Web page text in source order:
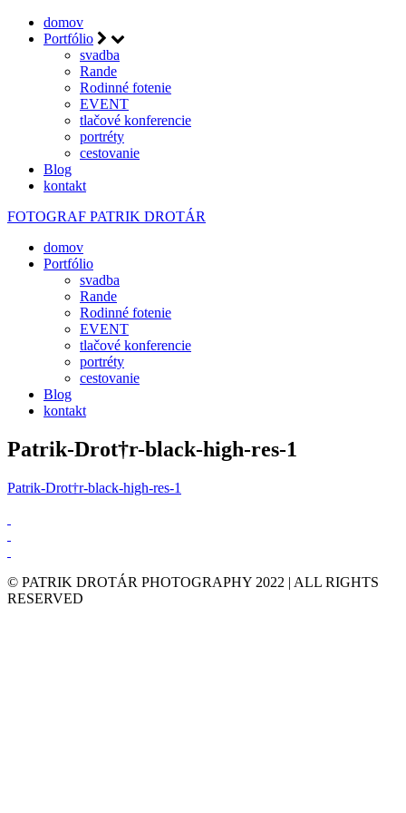
domov
Portfólio
svadba
Rande
Rodinné fotenie
EVENT
tlačové konferencie
portréty
cestovanie
Blog
kontakt
FOTOGRAF PATRIK DROTÁR
domov
Portfólio
svadba
Rande
Rodinné fotenie
EVENT
tlačové konferencie
portréty
cestovanie
Blog
kontakt
Patrik-Drot†r-black-high-res-1
Patrik-Drot†r-black-high-res-1
© PATRIK DROTÁR PHOTOGRAPHY 2022 | ALL RIGHTS
RESERVED